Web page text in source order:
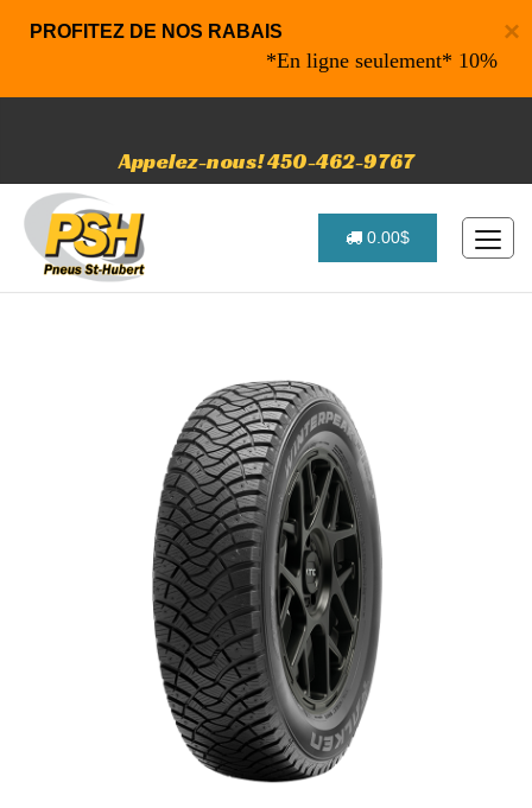
×
PROFITEZ DE NOS RABAIS
*En ligne seulement* 10% de
Appelez-nous! 450-462-9767
0.00$